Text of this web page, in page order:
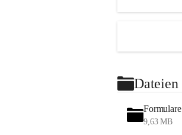
Dateien
Formulare
9,63 MB